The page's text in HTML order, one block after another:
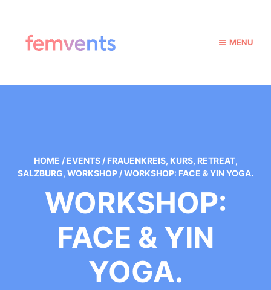
MENU
HOME / EVENTS / FRAUENKREIS, KURS, RETREAT,
SALZBURG, WORKSHOP /WORKSHOP: FACE & YIN YOGA.
WORKSHOP:
FACE & YIN
YOGA.